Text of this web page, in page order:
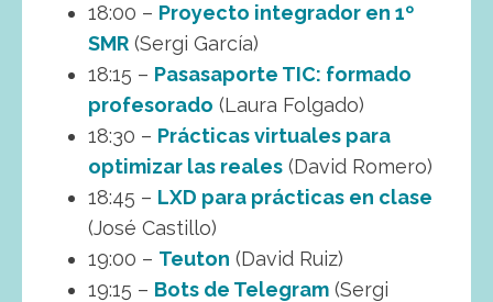
18:00 – Proyecto integrador en 1º
SMR (Sergi García)
18:15 – Pasasaporte TIC: formado
profesorado (Laura Folgado)
18:30 – Prácticas virtuales para
optimizar las reales (David Romero)
18:45 – LXD para prácticas en clase
(José Castillo)
19:00 – Teuton (David Ruiz)
19:15 – Bots de Telegram (Sergi